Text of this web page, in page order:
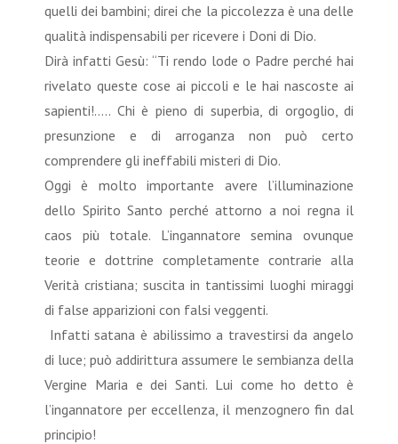
quelli dei bambini; direi che la piccolezza è una delle
qualità indispensabili per ricevere i Doni di Dio.
Dirà infatti Gesù: “Ti rendo lode o Padre perché hai
rivelato queste cose ai piccoli e le hai nascoste ai
sapienti!..... Chi è pieno di superbia, di orgoglio, di
presunzione e di arroganza non può certo
comprendere gli ineffabili misteri di Dio.
Oggi è molto importante avere l’illuminazione
dello Spirito Santo perché attorno a noi regna il
caos più totale. L’ingannatore semina ovunque
teorie e dottrine completamente contrarie alla
Verità cristiana; suscita in tantissimi luoghi miraggi
di false apparizioni con falsi veggenti.
Infatti satana è abilissimo a travestirsi da angelo
di luce; può addirittura assumere le sembianza della
Vergine Maria e dei Santi. Lui come ho detto è
l’ingannatore per eccellenza, il menzognero fin dal
principio!